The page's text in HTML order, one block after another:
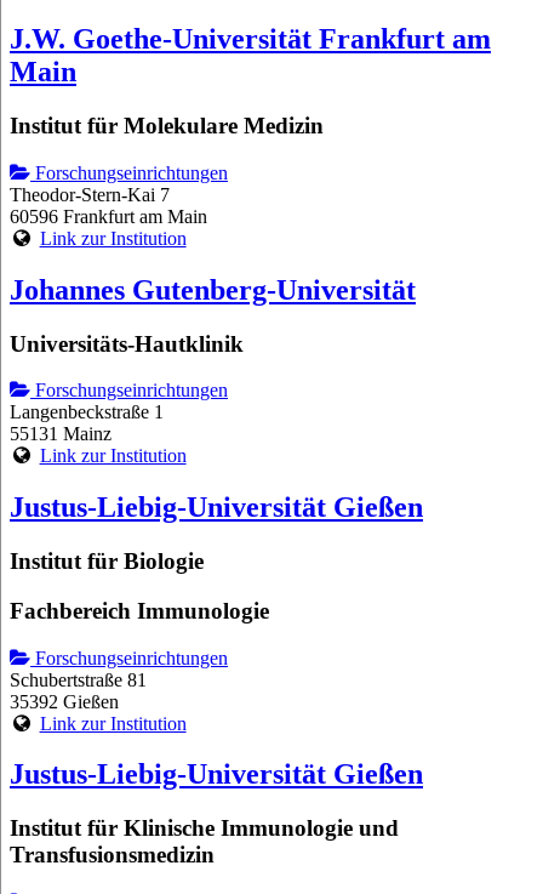
J.W. Goethe-Universität Frankfurt am
Main
Institut für Molekulare Medizin
Forschungseinrichtungen
Theodor-Stern-Kai 7
60596 Frankfurt am Main
Link zur Institution
Johannes Gutenberg-Universität
Universitäts-Hautklinik
Forschungseinrichtungen
Langenbeckstraße 1
55131 Mainz
Link zur Institution
Justus-Liebig-Universität Gießen
Institut für Biologie
Fachbereich Immunologie
Forschungseinrichtungen
Schubertstraße 81
35392 Gießen
Link zur Institution
Justus-Liebig-Universität Gießen
Institut für Klinische Immunologie und
Transfusionsmedizin